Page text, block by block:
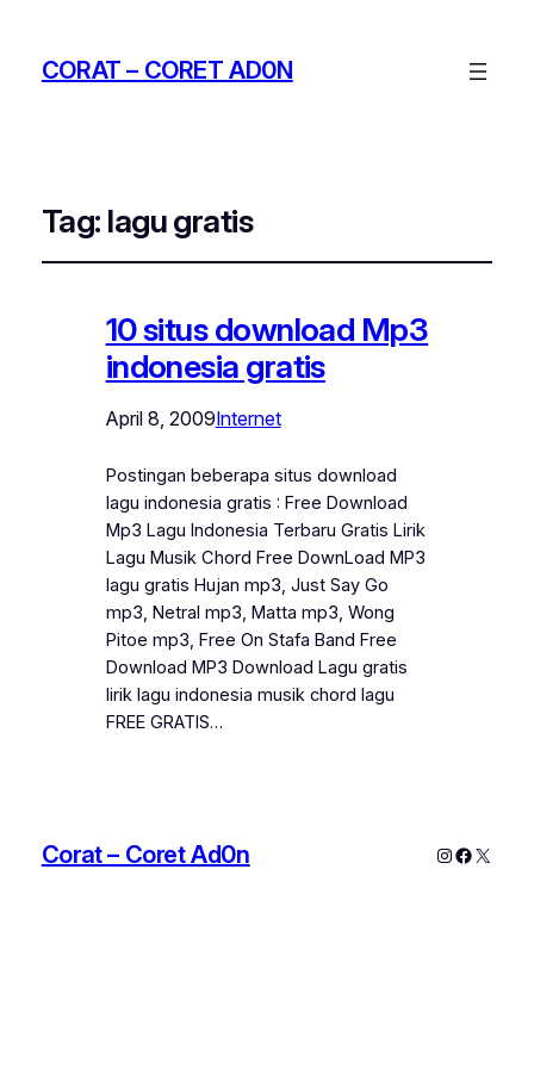
CORAT – CORET AD0N
Tag: lagu gratis
10 situs download Mp3
indonesia gratis
April 8, 2009Internet
Postingan beberapa situs download
lagu indonesia gratis : Free Download
Mp3 Lagu Indonesia Terbaru Gratis Lirik
Lagu Musik Chord Free DownLoad MP3
lagu gratis Hujan mp3, Just Say Go
mp3, Netral mp3, Matta mp3, Wong
Pitoe mp3, Free On Stafa Band Free
Download MP3 Download Lagu gratis
lirik lagu indonesia musik chord lagu
FREE GRATIS…
Corat – Coret Ad0n Instagram
X